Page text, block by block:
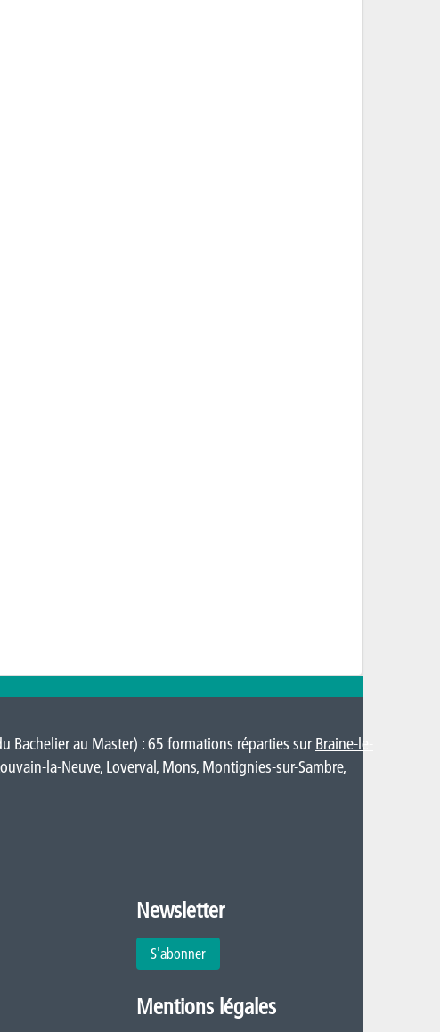
Bachelier au Master) : 65 formations réparties surBraine-le-
la-Neuve, Loverval, Mons, Montignies-sur-Sambre,
Newsletter
S'abonner
Mentions légales